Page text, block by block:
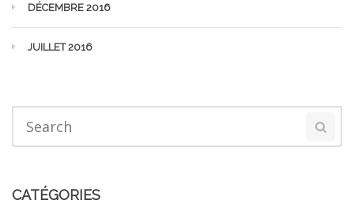
DÉCEMBRE 2016
JUILLET 2016
CATÉGORIES